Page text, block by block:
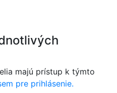
majú prístup k týmto
pre prihlásenie.